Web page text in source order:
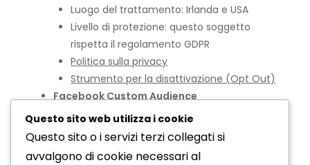
Luogo del trattamento: Irlanda e USA
Livello di protezione: questo soggetto
rispetta il regolamento GDPR
Politica sulla privacy
Strumento per la disattivazione (Opt Out)
Facebook Custom Audience
Soggetto coinvolto: Facebook Ireland Ltd
Dati personali raccolti: Indirizzo Email, Nome,
Cookie e Dati di navigazione
Questo sito web utilizza i cookie
Questo sito o i servizi terzi collegati si
avvalgono di cookie necessari al